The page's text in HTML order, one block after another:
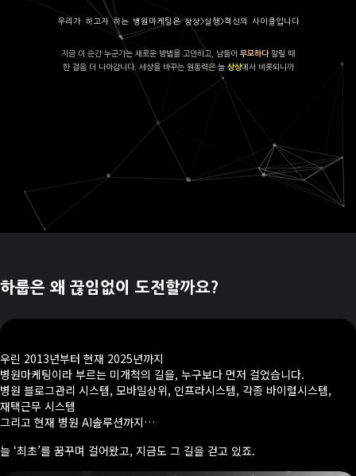
우리가 하고자 하는 병원마케팅은 상상>실행>혁신의 사이클입니다
지금 이 순간 누군가는 새로운 방법을 고민하고, 남들이 무모하다말릴 때
한 걸음 더 나아갑니다. 세상을 바꾸는 원동력은 늘 상상에서 비롯되니까
하룹은 왜 끊임없이 도전할까요?
우린 2013년부터 현재 2025년까지
병원마케팅이라 부르는 미개척의 길을, 누구보다 먼저 걸었습니다.
병원 블로그관리 시스템, 모바일상위, 인프라시스템, 각종 바이럴시스템,
재택근무 시스템
그리고 현재 병원 AI솔루션까지…
늘 ‘최초’를 꿈꾸며 걸어왔고, 지금도 그 길을 걷고 있죠.